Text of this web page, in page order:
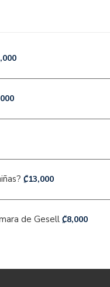
₡13,000
de Gesell ₡8,000